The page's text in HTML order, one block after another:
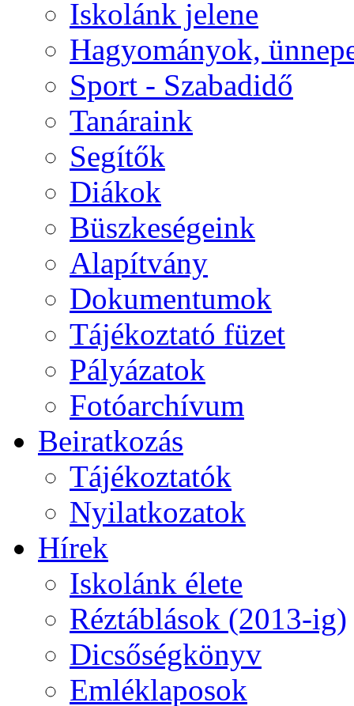
Iskolánk jelene
Hagyományok,
Sport - Szabadidő
Tanáraink
Segítők
Diákok
Büszkeségeink
Alapítvány
Dokumentumok
Tájékoztató füzet
Pályázatok
Fotóarchívum
Beiratkozás
Tájékoztatók
Nyilatkozatok
Hírek
Iskolánk élete
Réztáblások (2013-ig)
Dicsőségkönyv
Emléklaposok